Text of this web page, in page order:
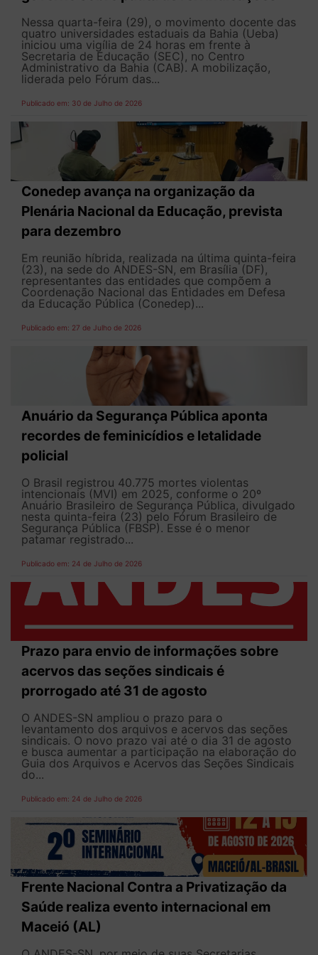
Nessa quarta-feira (29), o movimento docente das
quatro universidades estaduais da Bahia (Ueba)
iniciou uma vigília de 24 horas em frente à
Secretaria de Educação (SEC), no Centro
Administrativo da Bahia (CAB). A mobilização,
liderada pelo Fórum das...
Publicado em: 30 de Julho de 2026
Conedep avança na organização da
Plenária Nacional da Educação, prevista
para dezembro
Em reunião híbrida, realizada na última quinta-feira
(23), na sede do ANDES-SN, em Brasília (DF),
representantes das entidades que compõem a
Coordenação Nacional das Entidades em Defesa
da Educação Pública (Conedep)...
Publicado em: 27 de Julho de 2026
Anuário da Segurança Pública aponta
recordes de feminicídios e letalidade
policial
O Brasil registrou 40.775 mortes violentas
intencionais (MVI) em 2025, conforme o 20º
Anuário Brasileiro de Segurança Pública, divulgado
nesta quinta-feira (23) pelo Fórum Brasileiro de
Segurança Pública (FBSP). Esse é o menor
patamar registrado...
Publicado em: 24 de Julho de 2026
Prazo para envio de informações sobre
acervos das seções sindicais é
prorrogado até 31 de agosto
O ANDES-SN ampliou o prazo para o
levantamento dos arquivos e acervos das seções
sindicais. O novo prazo vai até o dia 31 de agosto
e busca aumentar a participação na elaboração do
Guia dos Arquivos e Acervos das Seções Sindicais
do...
Publicado em: 24 de Julho de 2026
Frente Nacional Contra a Privatização da
Saúde realiza evento internacional em
Maceió (AL)